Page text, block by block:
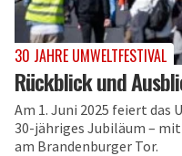
30 JAHRE UMWELTFESTIVAL
Rückblick und
Am 1. Juni 2025 feiert das
30-jähriges Jubiläum –
am Brandenburger Tor.